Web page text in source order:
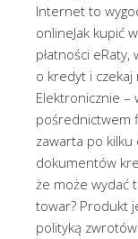
Internet to
onlineJak kupić
płatności
o kredyt i
Elektronicznie –
pośrednictwem
zawarta po
dokumentów
że może wydać
towar? Produkt
polityką